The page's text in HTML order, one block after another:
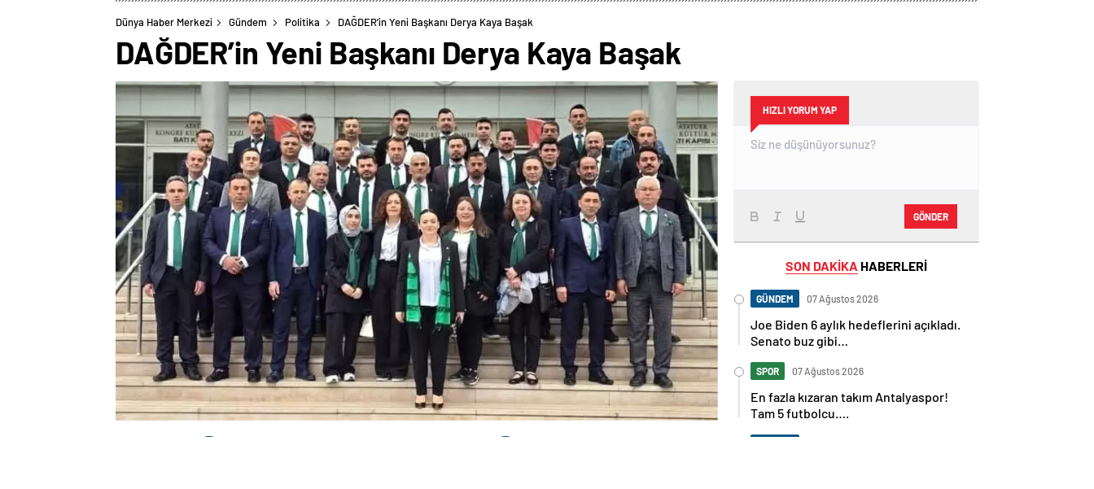
Dünya Haber Merkezi Gündem Politika DAĞDER’in Yeni Başkanı Derya Kaya Başak
DAĞDER’in Yeni Başkanı Derya Kaya Başak
HIZLI YORUM YAP
GÖNDER
SON DAKİKA HABERLERİ
GÜNDEM 07 Ağustos 2026
Joe Biden 6 aylık hedeflerini açıkladı.
Senato buz gibi…
SPOR 07 Ağustos 2026
En fazla kızaran takım Antalyaspor!
Tam 5 futbolcu….